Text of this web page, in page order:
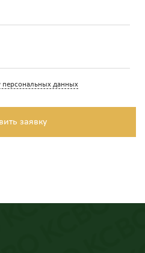
персональных данных
заявку